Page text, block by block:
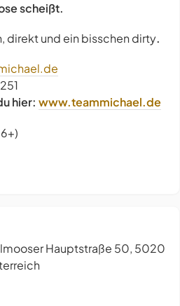
scheißt.
direkt und ein bisschen dirty.
hier: www.teammichael.de
Hauptstraße 50, 5020